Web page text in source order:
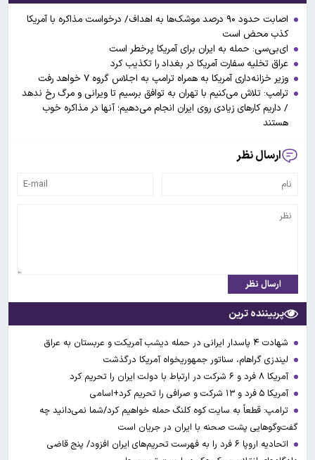
اصابت حدود ۹۰ درصد موشک‌ها به اهداف/ درخواست مذاکره با آمریکا
کذب محض است
ای‌بی‌سی: حمله به ایران برای آمریکا پرخطر است
عراق تخلیه سفارت آمریکا در بغداد را تکذیب کرد
وزیر خزانه‌داری آمریکا به همراه ترامپ به اجلاس گروه ۷ خواهد رفت
ترامپ: تلاش می‌کنیم با تهران به توافق برسیم تا ویرانی و مرگ رخ ندهد
/ داریم کار‌های زیادی روی ایران انجام می‌دهیم؛ آنها در مذاکره خوب
هستند
ارسال نظر
ارسال نظر
پربیننده ترین
شهادت ۴ پاسدار ایرانی در حمله دیشب آمریکت و عربستان به عراق
لیندزی گراهام، سناتور جمهوریخواه آمریکا درگذشت
آمریکا ۸ فرد و ۶ شرکت در ارتباط با دولت ایران را تحریم کرد
آمریکا ۵ فرد و ۱۳ شرکت و صرافی را تحریم کرد+اسامی
ترامپ: قطعاً به سایت کوه کلنگ حمله خواهیم کرد/شما نمی‌دانید چه
گفت‌وگوهایی پشت صحنه با ایران در جریان است
اتحادیه اروپا ۶ فرد را به فهرست تحریم‌های ایران افزود/ پنج قاضی